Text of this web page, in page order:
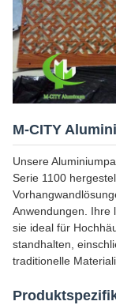
M-CITY
Unsere
Serie 1100
Anwendungen. Ihre
sie ideal für
standhalten,
traditionelle